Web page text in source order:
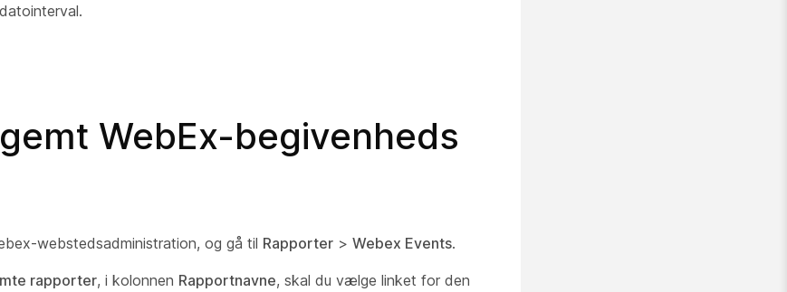
WebEx-begivenheds
webstedsadministration, og gå til Rapporter > Webex Events.
rapporter, i kolonnen Rapportnavne, skal du vælge linket for den